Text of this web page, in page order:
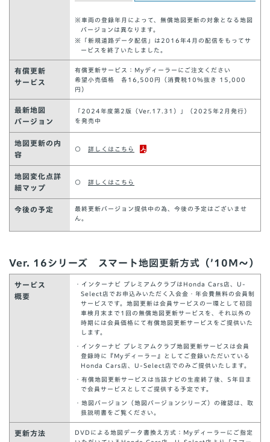
※車両の登録年月によって、無償地図更新の対象となる地図
バージョンは異なります。
※「新規道路データ配信」は2016年4月の配信をもってサ
ービスを終了いたしました。
有償更新
サービス
有償更新サービス：Myディーラーにご注文ください
希望小売価格 各16,500円（消費税10％抜き 15,000
円）
最新地図
バージョン
「2024年度第2版（Ver.17.31）」（2025年2月発行）
を発売中
地図更新の内
容
○ 詳しくはこちら
地図変化点詳
細マップ
○ 詳しくはこちら
今後の予定
最終更新バージョン提供中の為、今後の予定はございませ
ん。
Ver. 16シリーズ スマート地図更新方式（’10M～）
サービス
概要
・インターナビ プレミアムクラブはHonda Cars店、U-
Select店でお申込みいただく入会金・年会費無料の会員制
サービスです。地図更新は会員サービスの一環として初回
車検月末まで1回の無償地図更新サービスを、それ以外の
時期には会員価格にて有償地図更新サービスをご提供いた
します。
・インターナビ プレミアムクラブ地図更新サービスは会員
登録時に『Myディーラー』としてご登録いただいている
Honda Cars店、U-Select店でのみご提供いたします。
・有償地図更新サービスは当該ナビの生産終了後、5年目ま
で会員サービスとしてご提供する予定です。
・地図バージョン（地図バージョンシリーズ）の確認は、取
扱説明書をご覧ください。
更新方法
DVDによる地図データ書換え方式：Myディーラーにご指定